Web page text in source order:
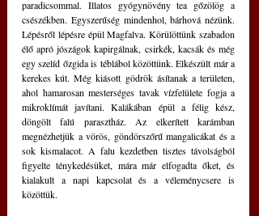
paradicsommal. Illatos gyógynövény tea gőzölög a
csészékben. Egyszerűség mindenhol, bárhová nézünk.
Lépésről lépésre épül Magfalva. Körülöttünk szabadon
élő apró jószágok kapirgálnak, csirkék, kacsák és még
egy szelíd őzgida is téblábol közöttünk. Elkészült már a
kerekes kút. Még kiásott gödrök ásítanak a területen,
ahol hamarosan mesterséges tavak vízfelülete fogja a
mikroklímát javítani. Kalákában épül a félig kész,
döngölt falú parasztház. Az elkerített karámban
megnézhetjük a vörös, göndörszőrű mangalicákat és a
sok kismalacot. A falu kezdetben tisztes távolságból
figyelte ténykedésüket, mára már elfogadta őket, és
kialakult a napi kapcsolat és a véleménycsere is
közöttük.